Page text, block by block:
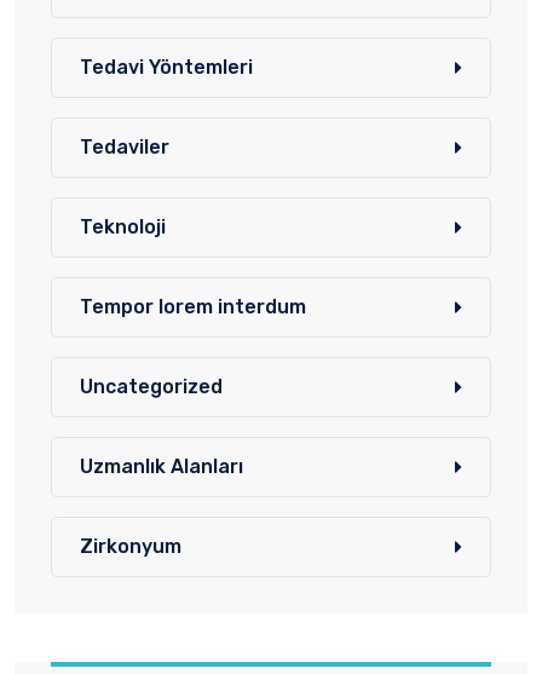
Tedavi Yöntemleri
Tedaviler
Teknoloji
Tempor lorem interdum
Uncategorized
Uzmanlık Alanları
Zirkonyum